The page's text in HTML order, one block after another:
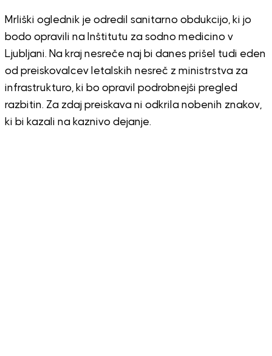
Mrliški oglednik je odredil sanitarno obdukcijo, ki jo
bodo opravili na Inštitutu za sodno medicino v
Ljubljani. Na kraj nesreče naj bi danes prišel tudi eden
od preiskovalcev letalskih nesreč z ministrstva za
infrastrukturo, ki bo opravil podrobnejši pregled
razbitin. Za zdaj preiskava ni odkrila nobenih znakov,
ki bi kazali na kaznivo dejanje.